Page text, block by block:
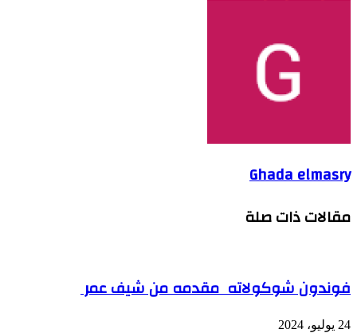
Ghada elmasry
مقالات ذات صلة
فوندون شوكولاته مقدمه من شيف عمر
24 يوليو، 2024